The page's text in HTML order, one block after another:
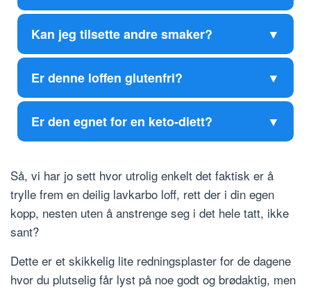
Kan jeg tilsette andre smaker?
Er denne loffen glutenfri?
Er den egnet for en keto-diett?
Så, vi har jo sett hvor utrolig enkelt det faktisk er å
trylle frem en deilig lavkarbo loff, rett der i din egen
kopp, nesten uten å anstrenge seg i det hele tatt, ikke
sant?
Dette er et skikkelig lite redningsplaster for de dagene
hvor du plutselig får lyst på noe godt og brødaktig, men